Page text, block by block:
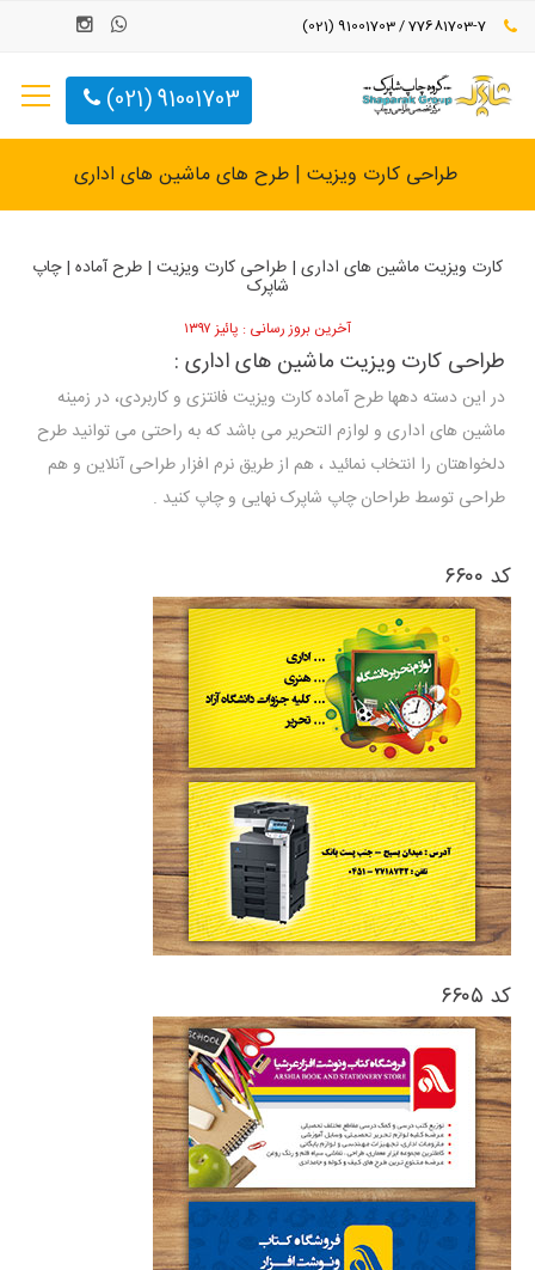
91001703 (021)
طراحی کارت ویزیت | طرح های ماشین های اداری
کارت ویزیت ماشین های اداری | طراحی کارت ویزیت | طرح آماده | چاپ
شاپرک
آخرین بروز رسانی : پائیز ۱۳۹۷
طراحی کارت ویزیت ماشین های اداری :
در این دسته دهها طرح آماده کارت ویزیت فانتزی و کاربردی، در زمینه
ماشین های اداری و لوازم التحریر می باشد که به راحتی می توانید طرح
دلخواهتان را انتخاب نمائید ، هم از طریق نرم افزار طراحی آنلاین و هم
طراحی توسط طراحان چاپ شاپرک نهایی و چاپ کنید .
کد ۶۶۰۰
کد ۶۶۰۵